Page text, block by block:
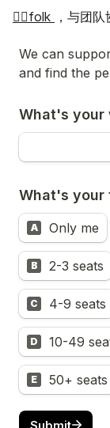
👉🏼folk
，与团